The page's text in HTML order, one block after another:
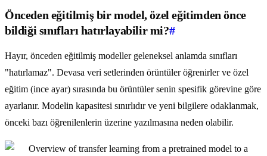
Önceden eğitilmiş bir model, özel eğitimden önce
bildiği sınıfları hatırlayabilir mi?#
Hayır, önceden eğitilmiş modeller geleneksel anlamda sınıfları
"hatırlamaz". Devasa veri setlerinden örüntüler öğrenirler ve özel
eğitim (ince ayar) sırasında bu örüntüler senin spesifik görevine göre
ayarlanır. Modelin kapasitesi sınırlıdır ve yeni bilgilere odaklanmak,
önceki bazı öğrenilenlerin üzerine yazılmasına neden olabilir.